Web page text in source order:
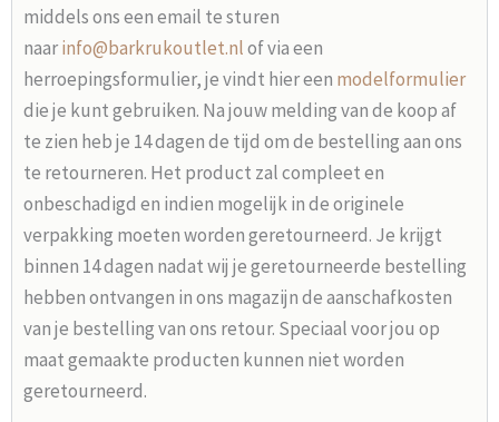
middels ons een email te sturen
naarinfo@barkrukoutlet.nlof via een
herroepingsformulier, je vindt hier een modelformulier
die je kunt gebruiken. Na jouw melding van de koop af
te zien heb je 14 dagen de tijd om de bestelling aan ons
te retourneren. Het product zal compleet en
onbeschadigd en indien mogelijk in de originele
verpakking moeten worden geretourneerd. Je krijgt
binnen 14 dagen nadat wij je geretourneerde bestelling
hebben ontvangen in ons magazijn de aanschafkosten
van je bestelling van ons retour. Speciaal voor jou op
maat gemaakte producten kunnen niet worden
geretourneerd.